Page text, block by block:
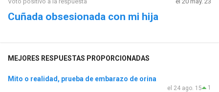
Cuñada obsesionada con mi hija
MEJORES RESPUESTAS PROPORCIONADAS
Mito o realidad, prueba de embarazo de orina
1
el 24 ago. 15